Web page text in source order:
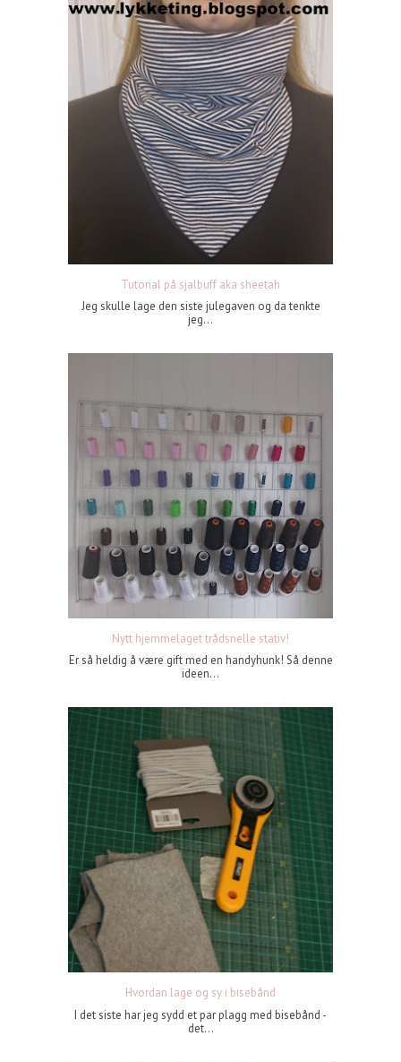
Tutorial på sjalbuff aka sheetah
Jeg skulle lage den siste julegaven og da tenkte
jeg...
Nytt hjemmelaget trådsnelle stativ!
Er så heldig å være gift med en handyhunk! Så denne
ideen...
Hvordan lage og sy i bisebånd
I det siste har jeg sydd et par plagg med bisebånd -
det...